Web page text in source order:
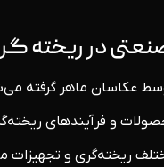
در ریخته‌
عکاسان ماهر گرفته
و فرآیندهای
ریخته‌گری و تجهیزات